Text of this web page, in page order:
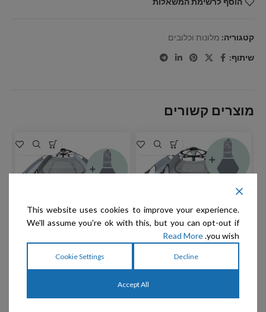
קטגוריה: מלונות וכלובים
שיתוף:
מוצרים קשורים
PETY – גדר פעילות (לול)
ניידת, לכלבים קטנים וגורים
Small Dog Playpen set,
PETY – גדר פעילות (לול)
ניידת, לכלבים קטנים וגורים
Large Dog Playpen set,
This website uses cookies to improve your experience.
We'll assume you're ok with this, but you can opt-out if
you wish.
Read More
Decline
Cookie Settings
Accept All